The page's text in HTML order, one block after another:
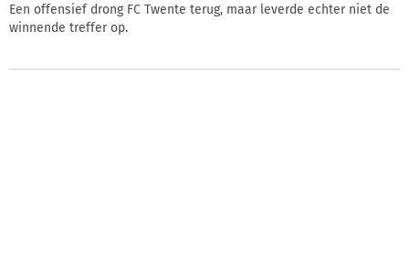
Een offensief drong FC Twente terug, maar leverde echter niet de
winnende treffer op.